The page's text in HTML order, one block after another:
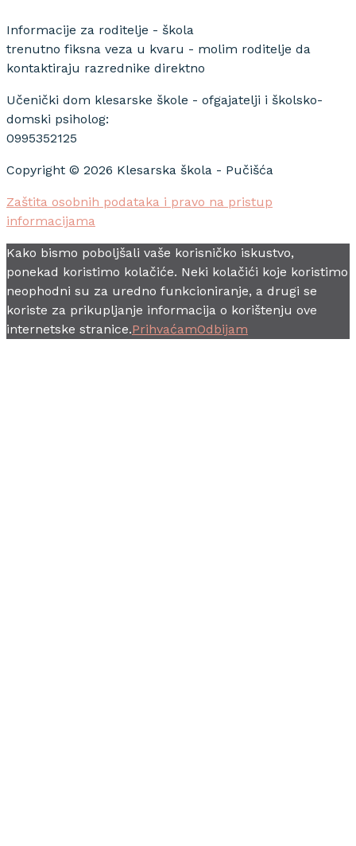
Informacije za roditelje - škola
trenutno fiksna veza u kvaru - molim roditelje da
kontaktiraju razrednike direktno
Učenički dom klesarske škole - ofgajatelji i školsko-
domski psiholog:
0995352125
Copyright © 2026 Klesarska škola - Pučišća
Zaštita osobnih podataka i pravo na pristup
informacijama
Kako bismo poboljšali vaše korisničko iskustvo,
ponekad koristimo kolačiće. Neki kolačići koje koristimo
neophodni su za uredno funkcioniranje, a drugi se
koriste za prikupljanje informacija o korištenju ove
internetske stranice.PrihvaćamOdbijam